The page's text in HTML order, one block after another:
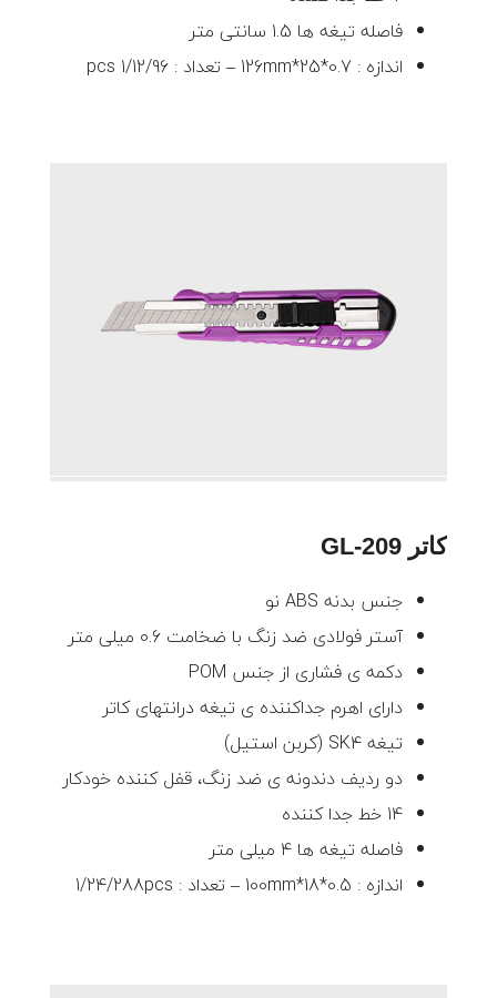
فاصله تیغه ها 1.5 سانتی متر
اندازه : 126mm*25*0.7 – تعداد : 1/12/96 pcs
کاتر GL-209
جنس بدنه ABS نو
آستر فولادی ضد زنگ با ضخامت 0.6 میلی متر
دکمه ی فشاری از جنس POM
دارای اهرم جداکننده ی تیغه درانتهای کاتر
تیغه SK4 (کربن استیل)
دو ردیف دندونه ی ضد زنگ، قفل کننده خودکار
14 خط جدا کننده
فاصله تیغه ها 4 میلی متر
اندازه : 100mm*18*0.5 – تعداد : 1/24/288pcs